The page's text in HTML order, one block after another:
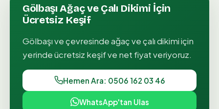
Gölbaşı Ağaç ve Çalı Dikimi İçin
Ücretsiz Keşif
Gölbaşıve çevresindeağaç ve çalı dikimiiçin
yerinde ücretsiz keşif ve net fiyat veriyoruz.
Hemen Ara: 0506 162 03 46
WhatsApp'tan Ulas